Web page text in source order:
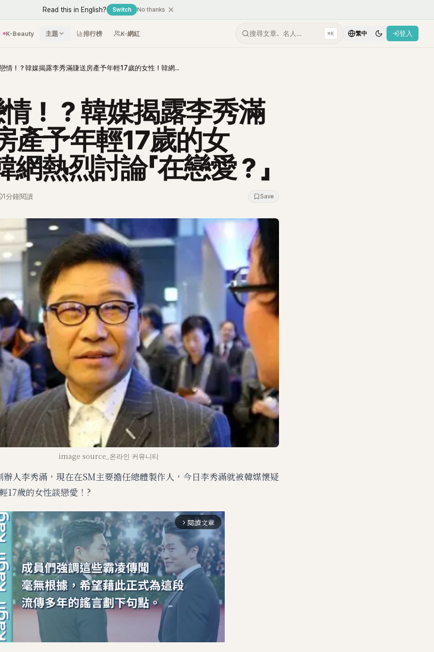
Read this in English? Switch No thanks
K-Beauty 主題 排行榜 K-網紅 搜尋文章、名人… ⌘K 繁中 登入
SM戀情！？韓媒揭露李秀滿賺送房產予年輕17歲的女性！韓網熱烈討論「在戀愛？」
！？韓媒揭露李秀滿
產予年輕17歲的女
網熱烈討論「在戀愛？」
1分鐘閱讀 Save
image source_온라인 커뮤니티
人李秀滿，現在在SM主要擔任總體製作人，今日李秀滿就被韓媒懷疑
17歲的女性談戀愛！?
arrow_forward_ios 閱讀文章